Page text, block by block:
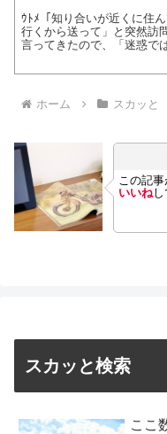
ｳﾄﾒ「知り合いが近くに住
行くから送って」と突然訪
言ってきたので、「迷惑で
ホーム スカッと
この記事
いいねし
スカッと検索
ここ